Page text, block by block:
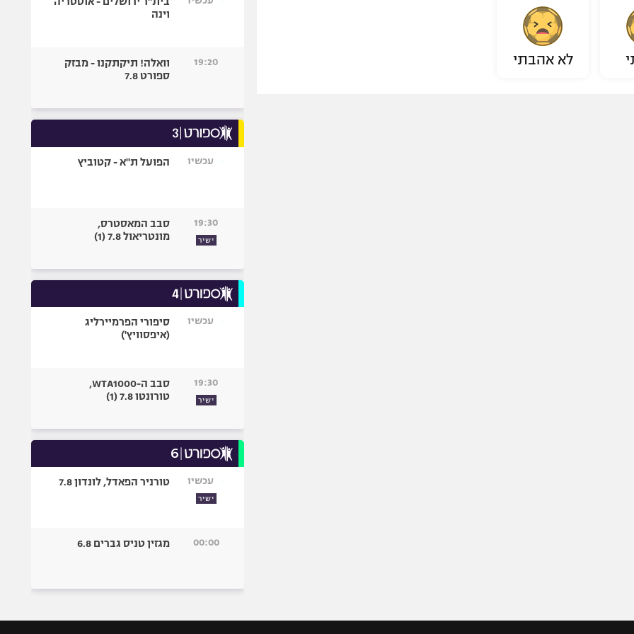
לא אהבתי
וינה
19:20
וואלה! תיקתקנו - מבזק
ספורט 7.8
עכשיו הפועל ת"א - קטוביץ
19:30
ישיר
סבב המאסטרס,
מונטריאול 7.8 (1)
עכשיו
סיפורי הפרמיירליג
(איפסוויץ')
19:30
ישיר
סבב ה-WTA1000,
טורונטו 7.8 (1)
עכשיו
ישיר
טורניר הפאדל, לונדון 7.8
00:00 מגזין טניס גברים 6.8